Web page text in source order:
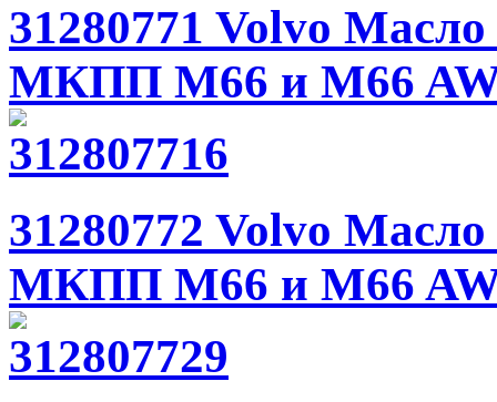
31280771 Volvo
МКПП M66 и M66
31280772 Volvo
МКПП M66 и M66